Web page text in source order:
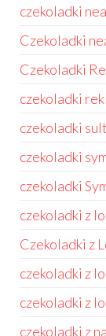
czekoladki
Czekoladki
Czekoladki
czekoladki
czekoladki
czekoladki
czekoladki
czekoladki z
Czekoladki z
czekoladki z
czekoladki z
czekoladki z